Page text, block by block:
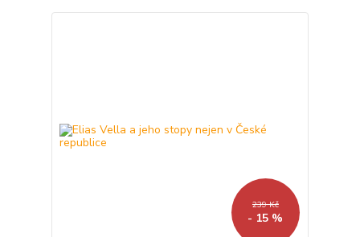
239 Kč
- 15 %